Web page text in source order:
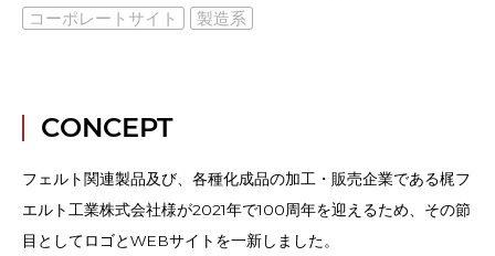
コーポレートサイト
製造系
CONCEPT
フェルト関連製品及び、各種化成品の加工・販売企業である梶フ
エルト工業株式会社様が2021年で100周年を迎えるため、その節
目としてロゴとWEBサイトを一新しました。